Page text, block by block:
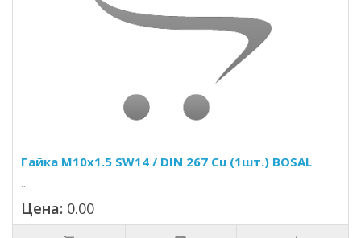
Гайка M10x1.5 SW14 / DIN 267 Cu (1шт.) BOSAL
..
Цена: 0.00